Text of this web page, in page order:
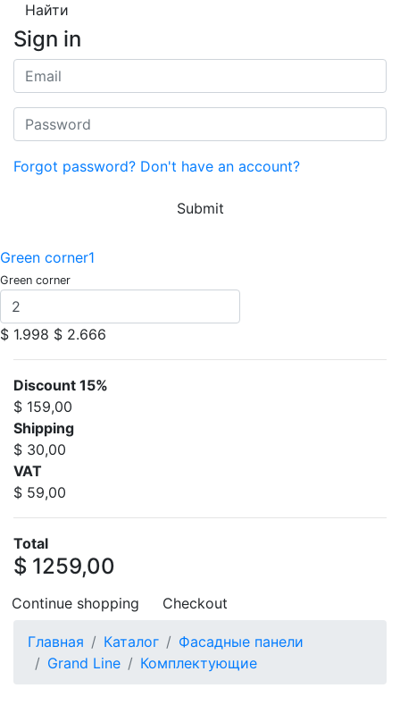
Найти
Sign in
Forgot password? Don't have an account?
Submit
Green corner1
Green corner
$ 1.998 $ 2.666
Discount 15%
$ 159,00
Shipping
$ 30,00
VAT
$ 59,00
Total
$ 1259,00
Continue shopping Checkout
Главная Каталог
Фасадные панели
Grand Line
Комплектующие